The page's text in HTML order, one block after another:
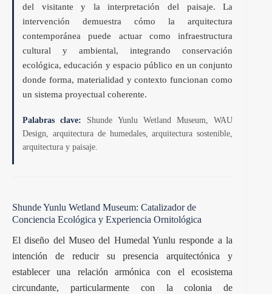
del visitante y la interpretación del paisaje. La
intervención demuestra cómo la arquitectura
contemporánea puede actuar como infraestructura
cultural y ambiental, integrando conservación
ecológica, educación y espacio público en un conjunto
donde forma, materialidad y contexto funcionan como
un sistema proyectual coherente.
Palabras clave: Shunde Yunlu Wetland Museum, WAU
Design, arquitectura de humedales, arquitectura sostenible,
arquitectura y paisaje.
Shunde Yunlu Wetland Museum: Catalizador de
Conciencia Ecológica y Experiencia Ornitológica
El diseño del Museo del HumedalYunlu responde a la
intención de reducir su presencia arquitectónica y
establecer una relación armónica con el ecosistema
circundante, particularmente con la colonia de